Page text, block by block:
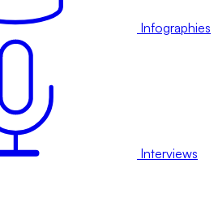
Infographies
Interviews